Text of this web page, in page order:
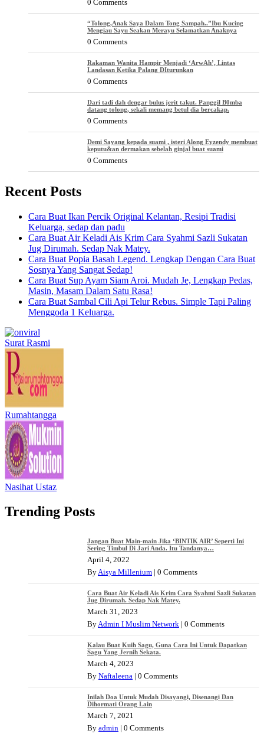
0 Comments
“Tolong,Anak Saya Dalam Tong Sampah..”Ibu Kucing
Mengiau Sayu Seakan Merayu Selamatkan Anaknya
0 Comments
Rakaman Wanita Hampir Menjadi ‘ArwAh’, Lintas
Landasan Ketika Palang DIturunkan
0 Comments
Dari tadi dah dengar bulus jerit takut. Panggil B0mba
datang tolong, sekali memang betul dia bercakap.
0 Comments
Demi Sayang kepada suami , isteri Along Eyzendy membuat
keputu&an dermakan sebelah ginjal buat suami
0 Comments
Recent Posts
Cara Buat Ikan Percik Original Kelantan, Resipi Tradisi
Keluarga, sedap dan padu
Cara Buat Air Keladi Ais Krim Cara Syahmi Sazli Sukatan
Jug Dirumah. Sedap Nak Matey.
Cara Buat Popia Basah Legend. Lengkap Dengan Cara Buat
Sosnya Yang Sangat Sedap!
Cara Buat Sup Ayam Siam Aroi. Mudah Je, Lengkap Pedas,
Masin, Masam Dalam Satu Rasa!
Cara Buat Sambal Cili Api Telur Rebus. Simple Tapi Paling
Menggoda 1 Keluarga.
Surat Rasmi
Rumahtangga
Nasihat Ustaz
Trending Posts
Jangan Buat Main-main Jika ‘BINTIK AIR’ Seperti Ini
Sering Timbul Di Jari Anda. Itu Tandanya…
April 4, 2022
ByAisya Millenium | 0 Comments
Cara Buat Air Keladi Ais Krim Cara Syahmi Sazli Sukatan
Jug Dirumah. Sedap Nak Matey.
March 31, 2023
ByAdmin I Muslim Network | 0 Comments
Kalau Buat Kuih Sagu, Guna Cara Ini Untuk Dapatkan
Sagu Yang Jernih Sekata.
March 4, 2023
By Naftaleena | 0 Comments
Inilah Doa Untuk Mudah Disayangi, Disenangi Dan
Dihormati Orang Lain
March 7, 2021
By admin | 0 Comments